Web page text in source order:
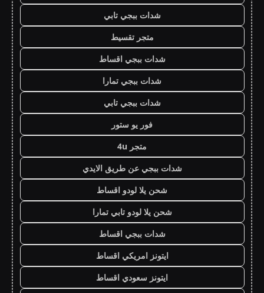
شدات ببجي تابي
متجر تقسيط
شدات ببجي اقساط
شدات ببجي تمارا
شدات ببجي تابي
فور يو ستور
متجر 4u
شدات ببجي عن طريق الايدي
شحن يلا لودو اقساط
شحن يلا لودو تابي تمارا
شدات ببجي اقساط
ايتونز امريكي اقساط
ايتونز سعودي اقساط